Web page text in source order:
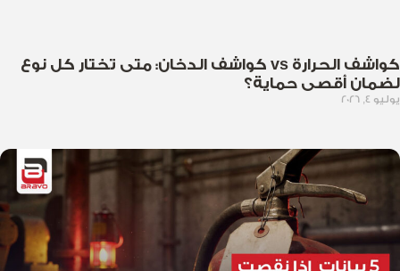
كواشف الحرارة vs كواشف الدخان: متى تختار كل نوع
لضمان أقصى حماية؟
يوليو 4, 2026